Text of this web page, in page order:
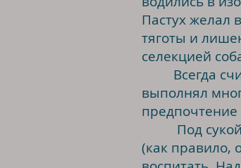
Пастух желал
тяготы и
селекцией
Всегда
выполнял
предпочтение
Под сукой
(как правило,